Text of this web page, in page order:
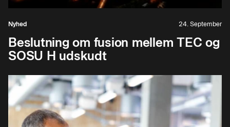
Nyhed 24. September
Beslutning om fusion mellem TEC og
SOSU H udskudt